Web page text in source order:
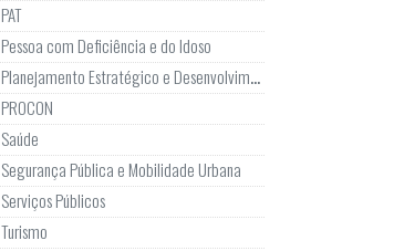
PAT
Pessoa com Deficiência e do Idoso
Planejamento Estratégico e Desenvolvimento
PROCON
Saúde
Segurança Pública e Mobilidade Urbana
Serviços Públicos
Turismo